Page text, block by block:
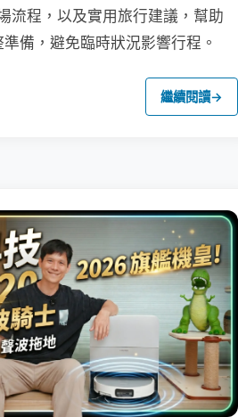
流程，以及實用旅行建議，幫助
備，避免臨時狀況影響行程。
繼續閱讀→